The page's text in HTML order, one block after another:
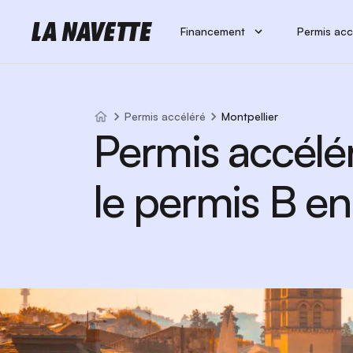
Financement Permis
Permis accéléré Montpellier
Permis
le permis B